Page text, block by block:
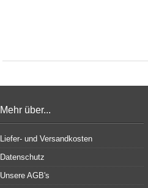
Mehr über...
Liefer- und Versandkosten
Datenschutz
Unsere AGB's